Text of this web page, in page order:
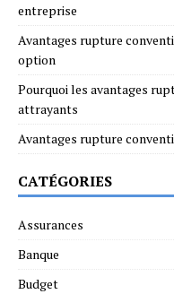
entreprise
Avantages rupture
option
Pourquoi les avantages
attrayants
Avantages rupture
CATÉGORIES
Assurances
Banque
Budget